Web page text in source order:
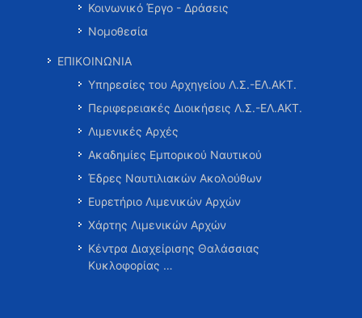
Κοινωνικό Έργο - Δράσεις
Νομοθεσία
ΕΠΙΚΟΙΝΩΝΙΑ
Υπηρεσίες του Αρχηγείου Λ.Σ.-ΕΛ.ΑΚΤ.
Περιφερειακές Διοικήσεις Λ.Σ.-ΕΛ.ΑΚΤ.
Λιμενικές Αρχές
Ακαδημίες Εμπορικού Ναυτικού
Έδρες Ναυτιλιακών Ακολούθων
Ευρετήριο Λιμενικών Αρχών
Χάρτης Λιμενικών Αρχών
Κέντρα Διαχείρισης Θαλάσσιας
Κυκλοφορίας …